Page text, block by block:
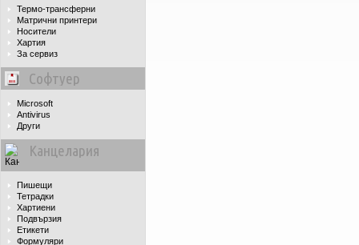
Термо-трансферни
Матрични принтери
Носители
Хартия
За сервиз
Софтуер
Microsoft
Antivirus
Други
Канцелария
Пишещи
Тетрадки
Хартиени
Подвързия
Етикети
Формуляри